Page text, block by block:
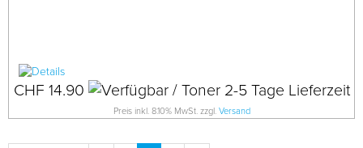
CHF 14.90
Preis inkl. 8.10% MwSt. zzgl. Versand